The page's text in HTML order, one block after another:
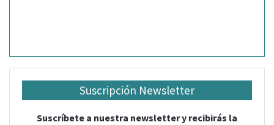
Suscripción Newsletter
Suscríbete a nuestra newsletter y recibirás la